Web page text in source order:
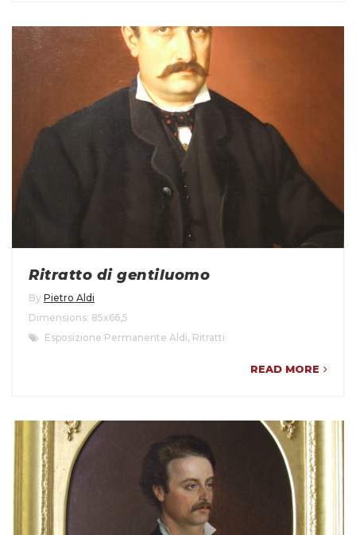
Ritratto di gentiluomo
By Pietro Aldi
Dimensions: 85x66,5
Esposizione Permanente Aldi, Ritratti
READ MORE